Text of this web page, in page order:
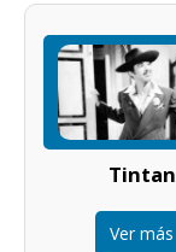
Tintan
Ver más